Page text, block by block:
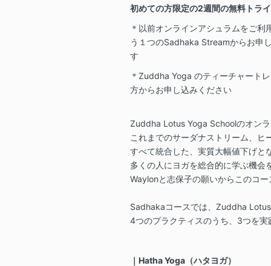
初めての方限定の2週間の無料トラ
＊以前オンラインアシュラムをご
う１つのSadhaka Streamからお申
す
＊Zuddha Yoga のティーチャート
方からお申し込みください
Zuddha Lotus Yoga Schoolのオン
これまでのサーダナストリーム、ヒ
すべて統合した、実質大幅値下げと
多くの人にヨガを総合的に学ぶ機会
Waylonと志保子の願いからこのコ
Sadhakaコースでは、Zuddha
4つのプラクティスのうち、3つを実
｜Hatha Yoga（ハタヨガ）